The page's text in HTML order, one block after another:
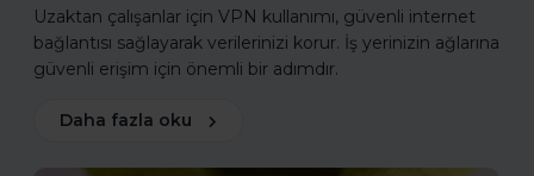
Uzaktan çalışanlar için VPN kullanımı, güvenli internet
bağlantısı sağlayarak verilerinizi korur. İş yerinizin ağlarına
güvenli erişim için önemli bir adımdır.
Daha fazla oku